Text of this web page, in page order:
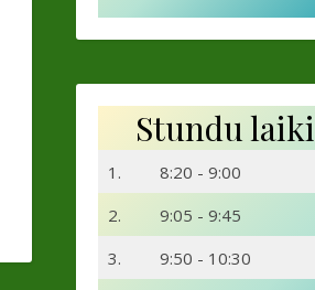
Stundu laiki
1.
8:20 - 9:00
2.
9:05 - 9:45
3.
9:50 - 10:30